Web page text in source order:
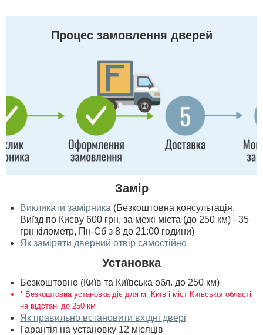
Процес замовлення дверей
Замір
Викликати замірника (Безкоштовна консультація.
Виїзд по Києву 600 грн, за межі міста (до 250 км) - 35
грн кілометр, Пн-Сб з 8 до 21:00 години)
Як заміряти дверний отвір самостійно
Установка
Безкоштовно (Київ та Київська обл. до 250 км)
* Безкоштовна установка діє для м. Київ і міст Київської області
на відстані до 250 км
Як правильно встановити вхідні двері
Гарантія на установку 12 місяців